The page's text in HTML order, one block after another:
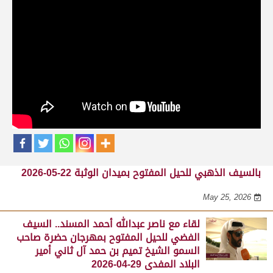
المفتوح بميدان الوثبة 22-05-2026
May 25, 2026
بالسيف الذهبي للحيل المفتوح بميدان الوثبة 22-05-2026
May 25, 2026
لقاء مع ناصر عبدالله أحمد المسند.. السيف
الفضي للحيل المفتوح بمهرجان حضرة صاحب
السمو الشيخ تميم بن حمد آل ثاني أمير
البلاد المفدى 29-04-2026